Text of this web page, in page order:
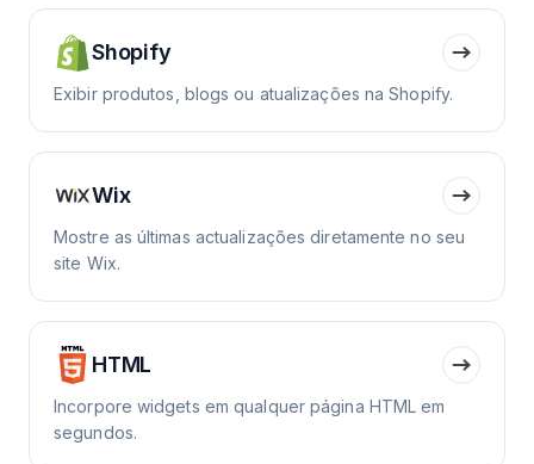
Shopify
Exibir produtos, blogs ou atualizações na Shopify.
Wix
Mostre as últimas actualizações diretamente no seu
site Wix.
HTML
Incorpore widgets em qualquer página HTML em
segundos.